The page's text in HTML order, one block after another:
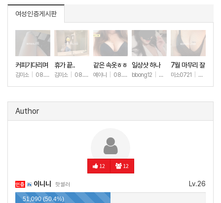
여성인증게시판
커피기다리며
(안야함)
김미소 08.08 +32
휴가 끝..
김미소 08.07 +192
같은 속옷ㅎㅎ
예이니 08.04 +71
일상샷 하나
bbong12 07.31+90
7월 마무리 잘
하세요🫶
미소0721 07.31
Author
12 12
Lv.26
인증 이니니 핫썰러
51,090 (50.4%)